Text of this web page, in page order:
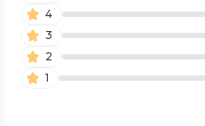
4
3
2
1